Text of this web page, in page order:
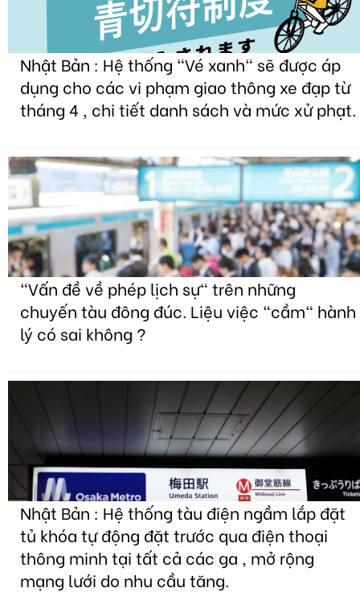
Nhật Bản : Hệ thống "Vé xanh" sẽ được áp
dụng cho các vi phạm giao thông xe đạp từ
tháng 4 , chi tiết danh sách và mức xử phạt.
"Vấn đề về phép lịch sự" trên những
chuyến tàu đông đúc. Liệu việc "cầm" hành
lý có sai không ?
Nhật Bản : Hệ thống tàu điện ngầm lắp đặt
tủ khóa tự động đặt trước qua điện thoại
thông minh tại tất cả các ga , mở rộng
mạng lưới do nhu cầu tăng.